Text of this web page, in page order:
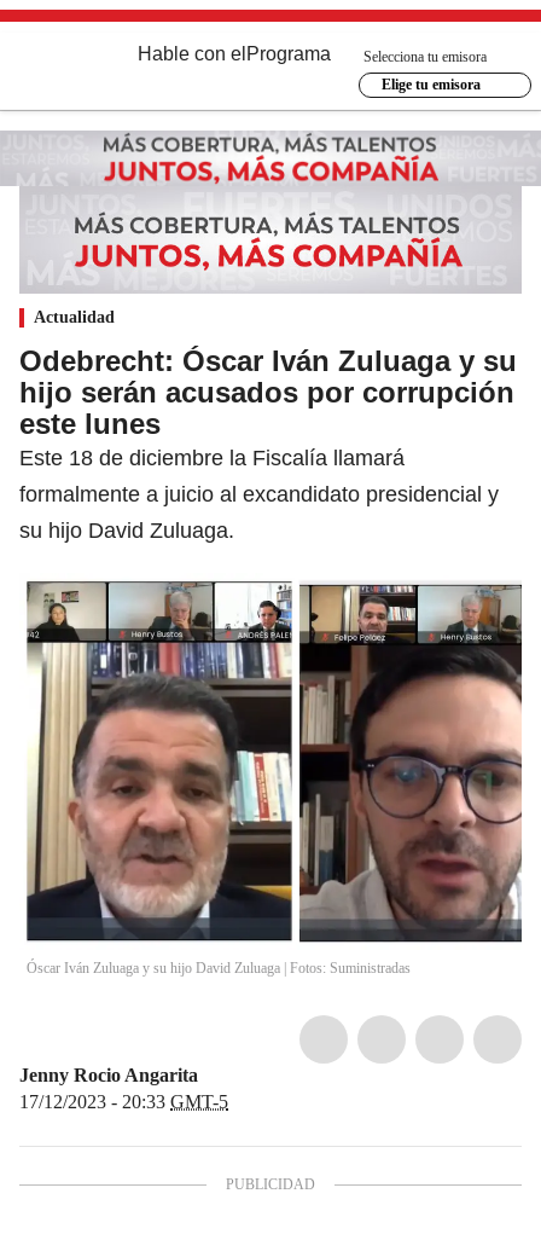
Hable con el Programa
Selecciona tu emisora
Elige tu emisora
Actualidad
Odebrecht: Óscar Iván Zuluaga y su
hijo serán acusados por corrupción
este lunes
Este 18 de diciembre la Fiscalía llamará
formalmente a juicio al excandidato presidencial y
su hijo David Zuluaga.
Óscar Iván Zuluaga y su hijo David Zuluaga | Fotos: Suministradas
Jenny Rocio Angarita
17/12/2023 - 20:33 GMT-5